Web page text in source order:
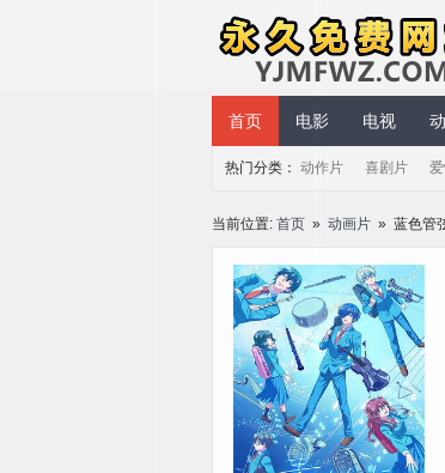
永久免费网站
首页 电影 电视
热门分类： 动作片 喜剧片
当前位置: 首页 » 动画片 » 蓝色管